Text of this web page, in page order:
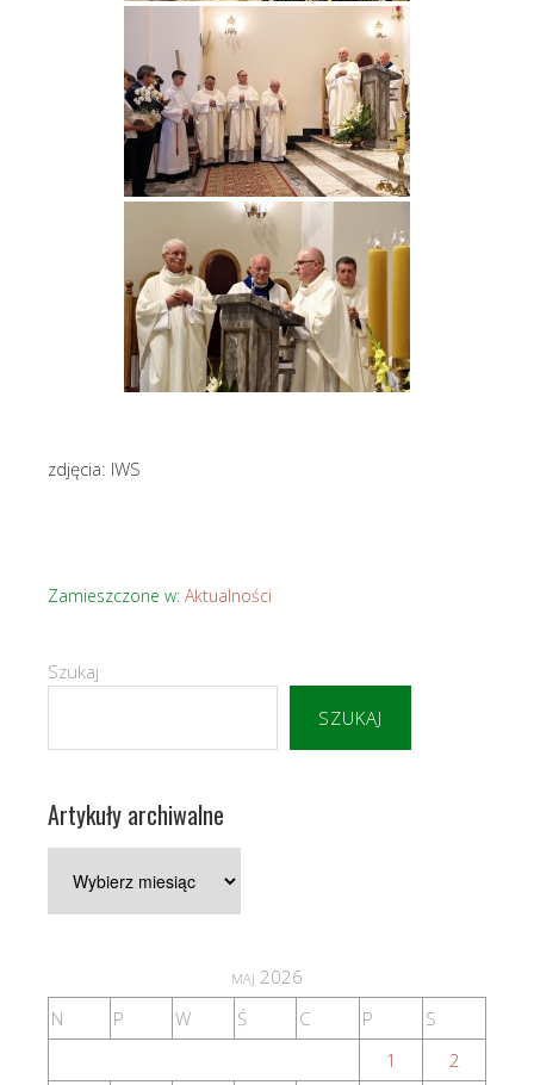
zdjęcia: IWS
Zamieszczone w: Aktualności
Szukaj
SZUKAJ
Artykuły archiwalne
archiwalne
maj 2026
N
P W Ś C P
S
1
2